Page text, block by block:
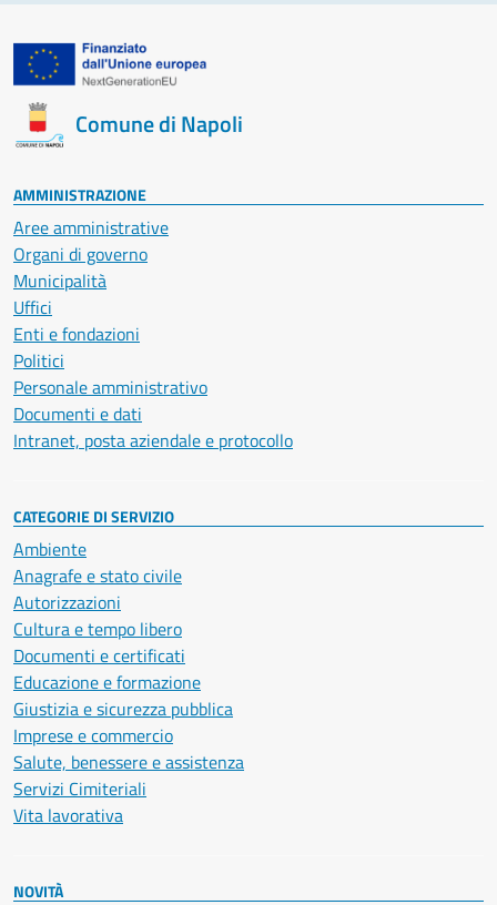
Comune di Napoli
AMMINISTRAZIONE
Aree amministrative
Organi di governo
Municipalità
Uffici
Enti e fondazioni
Politici
Personale amministrativo
Documenti e dati
Intranet, posta aziendale e protocollo
CATEGORIE DI SERVIZIO
Ambiente
Anagrafe e stato civile
Autorizzazioni
Cultura e tempo libero
Documenti e certificati
Educazione e formazione
Giustizia e sicurezza pubblica
Imprese e commercio
Salute, benessere e assistenza
Servizi Cimiteriali
Vita lavorativa
NOVITÀ